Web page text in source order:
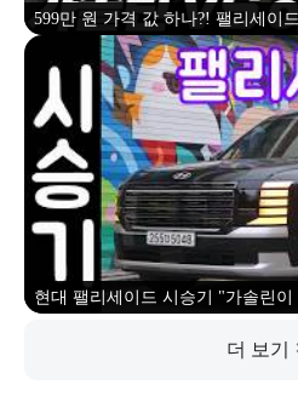
599만 원 가격 값 하나?! 팰리세이
교! 계약하신 분들
현대 팰리세이드 시승기 "가솔린이